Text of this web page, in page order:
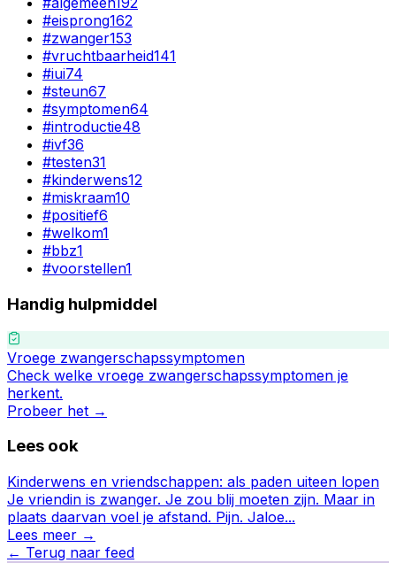
#eisprong162
#zwanger153
#vruchtbaarheid141
#iui74
#steun67
#symptomen64
#introductie48
#ivf36
#testen31
#kinderwens12
#miskraam10
#positief6
#welkom1
#bbz1
#voorstellen1
Handig hulpmiddel
Vroege zwangerschapssymptomen
Check welke vroege zwangerschapssymptomen je
herkent.
Probeer het →
Lees ook
Kinderwens en vriendschappen: als paden uiteen lopen
Je vriendin is zwanger. Je zou blij moeten zijn. Maar in
plaats daarvan voel je afstand. Pijn. Jaloe...
Lees meer →
← Terug naar feed